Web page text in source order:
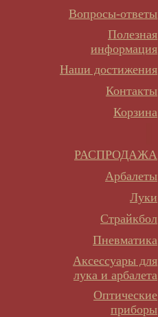
Вопросы-ответы
Полезная
информация
Наши достижения
Контакты
Корзина
РАСПРОДАЖА
Арбалеты
Луки
Страйкбол
Пневматика
Аксессуары для
лука и арбалета
Оптические
приборы